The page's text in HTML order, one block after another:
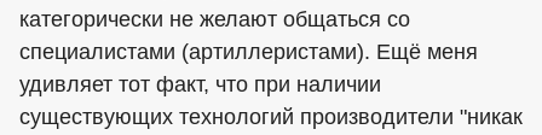
категорически не желают общаться со
специалистами (артиллеристами). Ещё меня
удивляет тот факт, что при наличии
существующих технологий производители "никак